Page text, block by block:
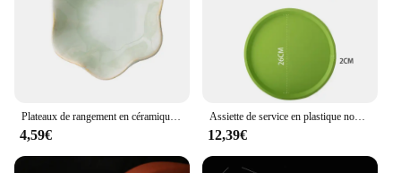
Plateaux de rangement en céramique, vert, créatif, assiette à bijoux, décoration de bureau
4,59€
Assiette de service en plastique non ald, ronde, doublée, coordonnante, pour restaurant, café, boissons, plats de restauration rapide, outil de bar
12,39€